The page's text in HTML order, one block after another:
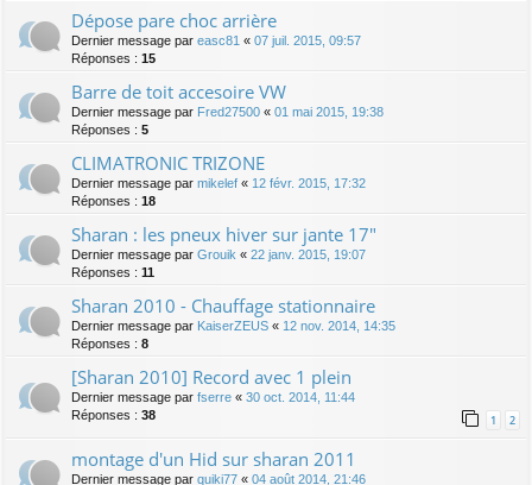
Dépose pare choc arrière
Dernier message par easc81 « 07 juil. 2015, 09:57
Réponses : 15
Barre de toit accesoire VW
Dernier message par Fred27500 « 01 mai 2015, 19:38
Réponses : 5
CLIMATRONIC TRIZONE
Dernier message par mikelef « 12 févr. 2015, 17:32
Réponses : 18
Sharan : les pneux hiver sur jante 17"
Dernier message par Grouik « 22 janv. 2015, 19:07
Réponses : 11
Sharan 2010 - Chauffage stationnaire
Dernier message par KaiserZEUS « 12 nov. 2014, 14:35
Réponses : 8
[Sharan 2010] Record avec 1 plein
Dernier message par fserre « 30 oct. 2014, 11:44
Réponses : 38 1 2
montage d'un Hid sur sharan 2011
Dernier message par quiki77 « 04 août 2014, 21:46